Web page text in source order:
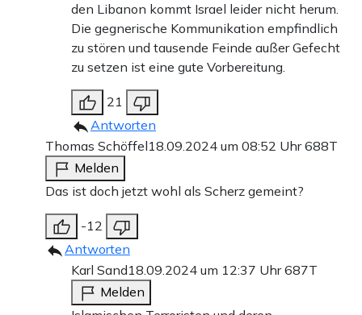
den Libanon kommt Israel leider nicht herum.
Die gegnerische Kommunikation empfindlich
zu stören und tausende Feinde außer Gefecht
zu setzen ist eine gute Vorbereitung.
21
Antworten
Thomas Schöffel18.09.2024 um 08:52 Uhr688T
Melden
Das ist doch jetzt wohl als Scherz gemeint?
-12
Antworten
Karl Sand18.09.2024 um 12:37 Uhr687T
Melden